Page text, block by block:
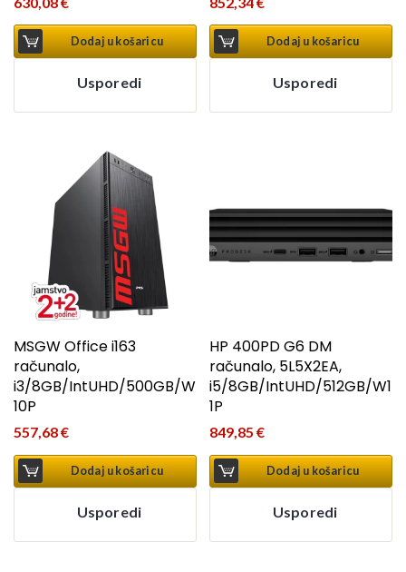
Dodaj u košaricu
Usporedi
Dodaj u košaricu
Usporedi
MSGW Office i163
računalo,
i3/8GB/IntUHD/500GB/W
10P
557,68€
Dodaj u košaricu
Usporedi
HP 400PD G6 DM
računalo, 5L5X2EA,
i5/8GB/IntUHD/512GB/W1
1P
849,85€
Dodaj u košaricu
Usporedi